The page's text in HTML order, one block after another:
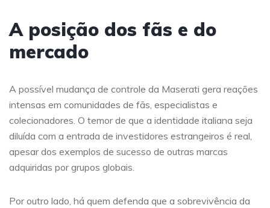
A posição dos fãs e do
mercado
A possível mudança de controle da Maserati gera reações
intensas em comunidades de fãs, especialistas e
colecionadores. O temor de que a identidade italiana seja
diluída com a entrada de investidores estrangeiros é real,
apesar dos exemplos de sucesso de outras marcas
adquiridas por grupos globais.
Por outro lado, há quem defenda que a sobrevivência da